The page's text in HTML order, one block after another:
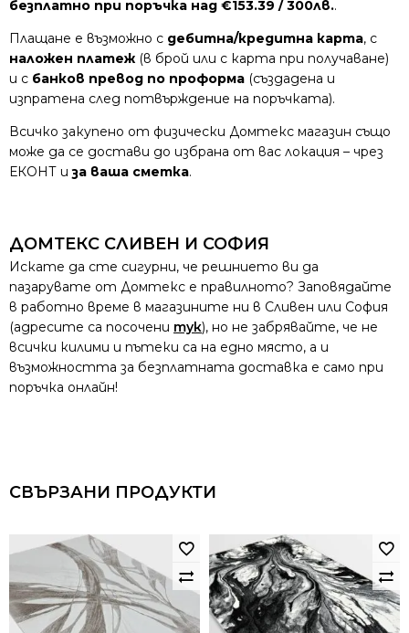
безплатно при поръчка над €153.39 / 300лв..
Плащане е възможно с дебитна/кредитна карта, с
наложен платеж (в брой или с карта при получаване)
и с банков превод по проформа (създадена и
изпратена след потвърждение на поръчката).
Всичко закупено от физически Домтекс магазин също
може да се достави до избрана от вас локация – чрез
ЕКОНТ иза ваша сметка.
ДОМТЕКС СЛИВЕН И СОФИЯ
Искате да сте сигурни, че решнието ви да
пазарувате от Домтекс е правилното? Заповядайте
в работно време в магазините ни в Сливен или София
(адресите са посочени тук), но не забрявайте, че не
всички килими и пътеки са на едно място, а и
възможността за безплатната доставка е само при
поръчка онлайн!
СВЪРЗАНИ ПРОДУКТИ